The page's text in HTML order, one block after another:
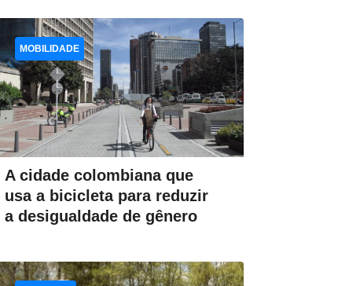
A cidade colombiana que
usa a bicicleta para reduzir
a desigualdade de gênero
MOBILIDADE